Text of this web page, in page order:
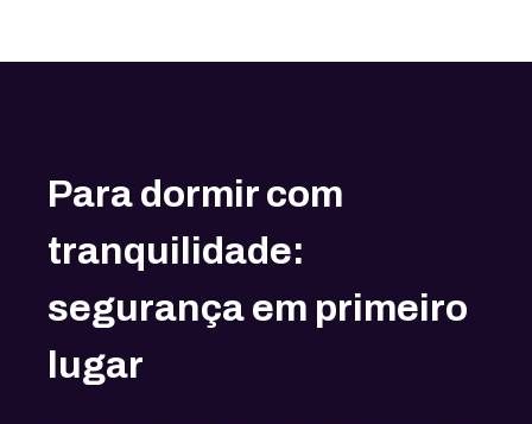
Para dormir com
tranquilidade:
segurança em primeiro
lugar